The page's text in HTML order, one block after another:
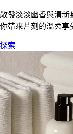
散發淡淡幽香與清新
你帶來片刻的溫柔享
探索